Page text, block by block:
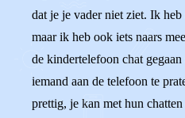
dat je je vader niet ziet. Ik
maar ik heb ook iets naars
de kindertelefoon chat
iemand aan de telefoon te
prettig, je kan met hun